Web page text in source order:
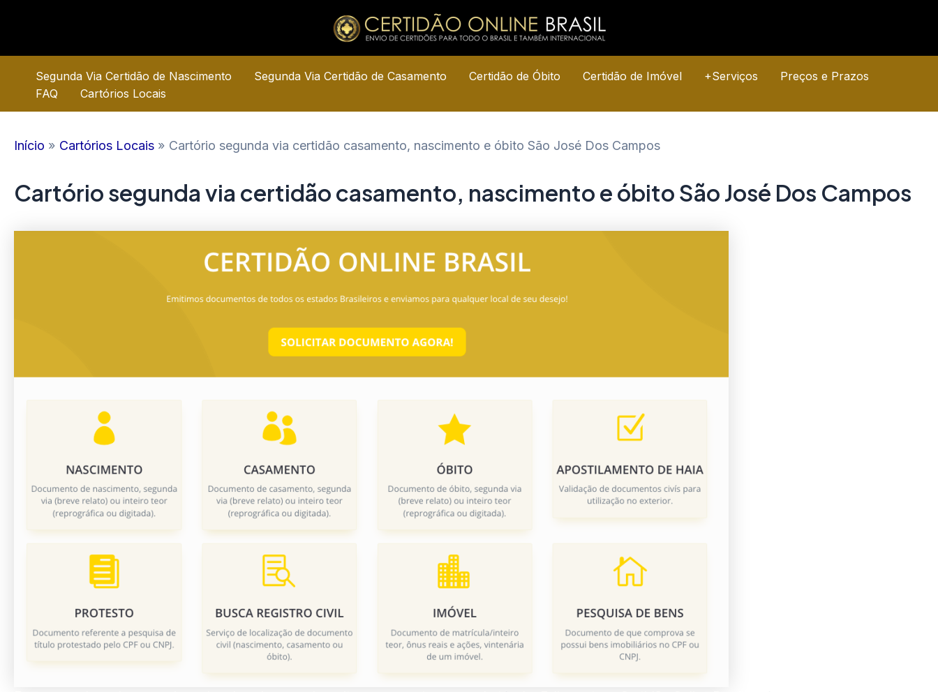
conteúdoSegunda Via Certidão de Nascimento Segunda Via Certidão de Casamento Certidão de Óbito Certidão de Imóvel +Serviços
Preços e Prazos
FAQ
Cartórios Locais
Início Cartórios Locais Cartório segunda via certidão casamento, nascimento e óbito São José Dos Campos
Cartório segunda via certidão casamento, nascimento e óbito São José Dos Campos